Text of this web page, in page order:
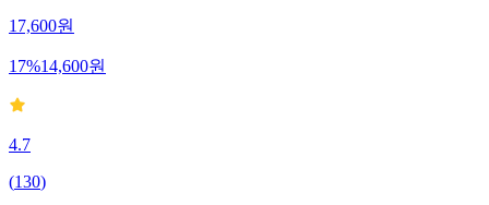
17,600원
17%14,600원
4.7
(130)